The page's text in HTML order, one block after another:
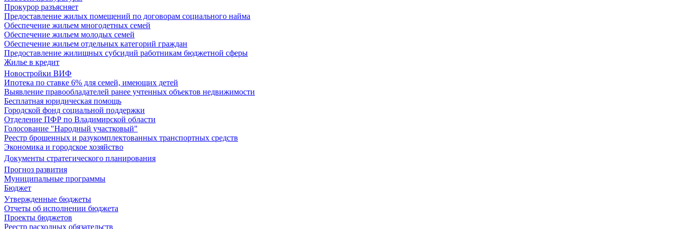
Прокурор разъясняет
Предоставление жилых помещений по договорам социального найма
Обеспечение жильем многодетных семей
Обеспечение жильем молодых семей
Обеспечение жильем отдельных категорий граждан
Предоставление жилищных субсидий работникам бюджетной сферы
Жилье в кредит
Новостройки ВИФ
Ипотека по ставке 6% для семей, имеющих детей
Выявление правообладателей ранее учтенных объектов недвижимости
Бесплатная юридическая помощь
Городской фонд социальной поддержки
Отделение ПФР по Владимирской области
Голосование "Народный участковый"
Реестр брошенных и разукомплектованных транспортных средств
Экономика и городское хозяйство
Документы стратегического планирования
Прогноз развития
Муниципальные программы
Бюджет
Утвержденные бюджеты
Отчеты об исполнении бюджета
Проекты бюджетов
Реестр расходных обязательств